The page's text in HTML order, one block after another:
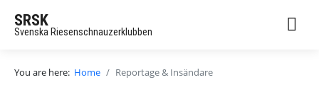
SRSK
Svenska Riesenschnauzerklubben
You are here: Home Reportage & Insändare